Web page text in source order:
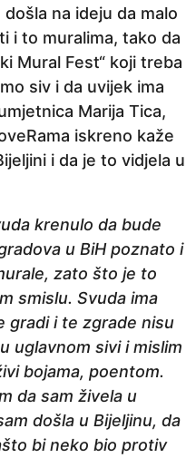
na ideju da malo
i to muralima, tako da
Mural Fest“ koji treba
siv i da uvijek ima
Marija Tica,
iskreno kaže
i da je to vidjela u
krenulo da bude
u BiH poznato i
zato što je to
smislu. Svuda ima
gradi i te zgrade nisu
uglavnom sivi i mislim
bojama, poentom.
da sam živela u
došla u Bijeljinu, da
bi neko bio protiv